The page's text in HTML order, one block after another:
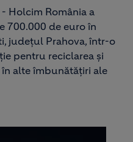
- Holcim România a
700.000 de euro în
județul Prahova, într-o
pentru reciclarea și
alte îmbunătățiri ale